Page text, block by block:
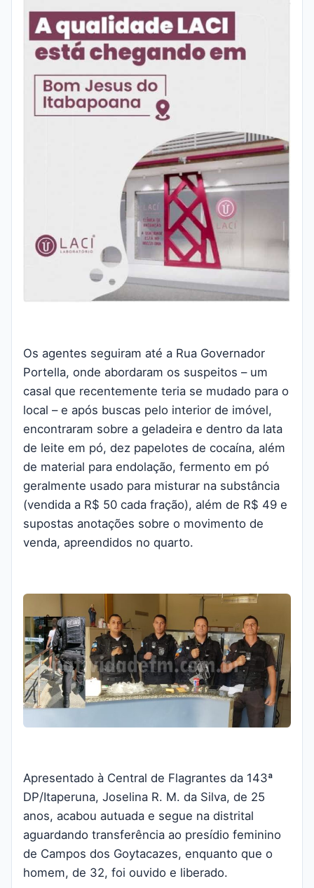
Os agentes seguiram até a Rua Governador
Portella, onde abordaram os suspeitos – um
casal que recentemente teria se mudado para o
local – e após buscas pelo interior de imóvel,
encontraram sobre a geladeira e dentro da lata
de leite em pó, dez papelotes de cocaína, além
de material para endolação, fermento em pó
geralmente usado para misturar na substância
(vendida a R$ 50 cada fração), além de R$ 49 e
supostas anotações sobre o movimento de
venda, apreendidos no quarto.
Apresentado à Central de Flagrantes da 143ª
DP/Itaperuna, Joselina R. M. da Silva, de 25
anos, acabou autuada e segue na distrital
aguardando transferência ao presídio feminino
de Campos dos Goytacazes, enquanto que o
homem, de 32, foi ouvido e liberado.